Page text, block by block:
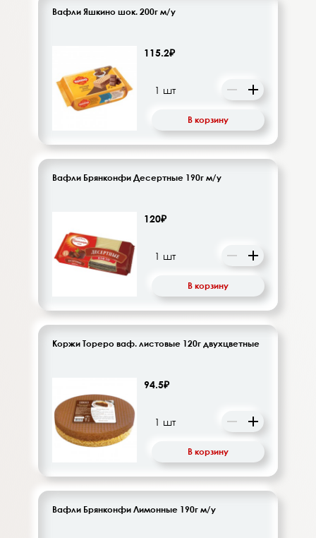
Вафли Яшкино шок. 200г м/у
115.2₽
В корзину
Вафли Брянконфи Десертные 190г м/у
120₽
В корзину
Коржи Тореро ваф. листовые 120г двухцветные
94.5₽
В корзину
Вафли Брянконфи Лимонные 190г м/у